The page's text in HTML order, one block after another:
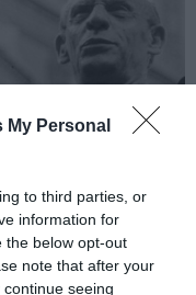
My Personal
to third parties, or
information for
the below opt-out
note that after your
seeing
/ ΜΟΥΣΙΚΑ ΝΕΑ